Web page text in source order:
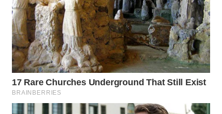
WN
SEMARANG
WN
SOLO
WN